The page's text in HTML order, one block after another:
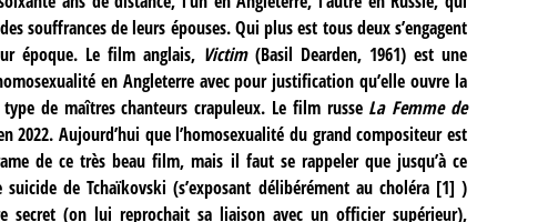
souffrances de leurs épouses. Qui plus est tous deux s’engagent
époque. Le film anglais, Victim(Basil Dearden, 1961) est une
en Angleterre avec pour justification qu’elle ouvre la
de maîtres chanteurs crapuleux. Le film russe La Femme de
Aujourd’hui que l’homosexualité du grand compositeur est
de ce très beau film, mais il faut se rappeler que jusqu’à ce
de Tchaïkovski (s’exposant délibérément au choléra[1] )
(on lui reprochait sa liaison avec un officier supérieur),